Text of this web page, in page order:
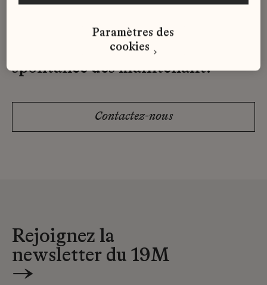
Vous n'avez pas trouvé d'offre
qui correspond à votre profil ?
Envoyez-nous votre candidature
spontanée dès maintenant.
Contactez-nous
Rejoignez la
newsletter du 19M
→
Paramètres des
cookies